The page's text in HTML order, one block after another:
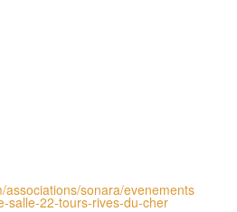
associations/sonara/evenements
salle-22-tours-rives-du-cher